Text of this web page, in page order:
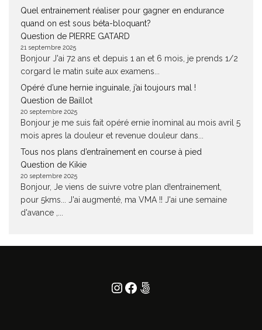
Quel entrainement réaliser pour gagner en endurance
quand on est sous béta-bloquant?
Question de PIERRE GATARD
21 septembre 2025
Bonjour J'ai 72 ans et depuis 1 an et 6 mois, je prends 1/2
corgard le matin suite aux examens...
Opéré d’une hernie inguinale, j’ai toujours mal !
Question de Baillot
20 septembre 2025
Bonjour je me suis fait opéré ernie înominal au mois avril 5
mois apres la douleur et revenue douleur dans...
Tous nos plans d’entraînement en course à pied
Question de Kikie
20 septembre 2025
Bonjour, Je viens de suivre votre plan d!entrainement,
pour 5kms... J'ai augmenté, ma VMA !! J'ai une semaine
d'avance ,...
Instagram
Facebook
500px